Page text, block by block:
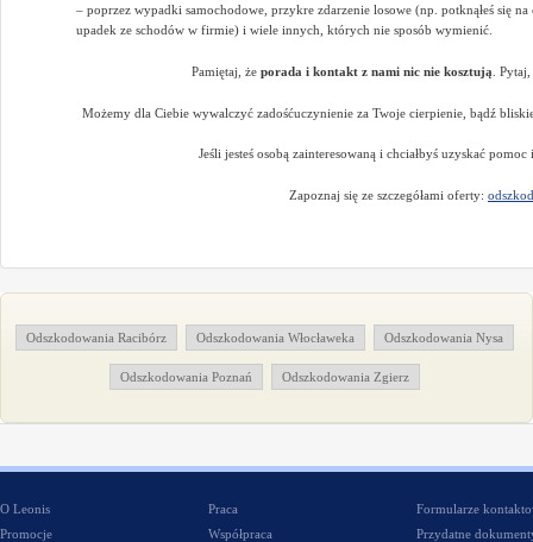
– poprzez wypadki samochodowe, przykre zdarzenie losowe (np. potknąłeś się
upadek ze schodów w firmie) i wiele innych, których nie sposób wymienić.
Pamiętaj, że porada i kontakt z nami nic nie kosztują .
Możemy dla Ciebie wywalczyć zadośćuczynienie za Twoje cierpienie, bądź
Jeśli jesteś osobą zainteresowaną i chciałbyś uzyskać
Zapoznaj się ze szczegółami oferty:
Odszkodowania Racibórz Odszkodowania Włocławeka Odszkodowania Nysa
Odszkodowania Poznań Odszkodowania Zgierz
O Leonis
Promocje
Praca
Współpraca
Formularze
Przydatne